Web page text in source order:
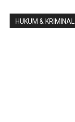
HUKUM & KRIMINAL